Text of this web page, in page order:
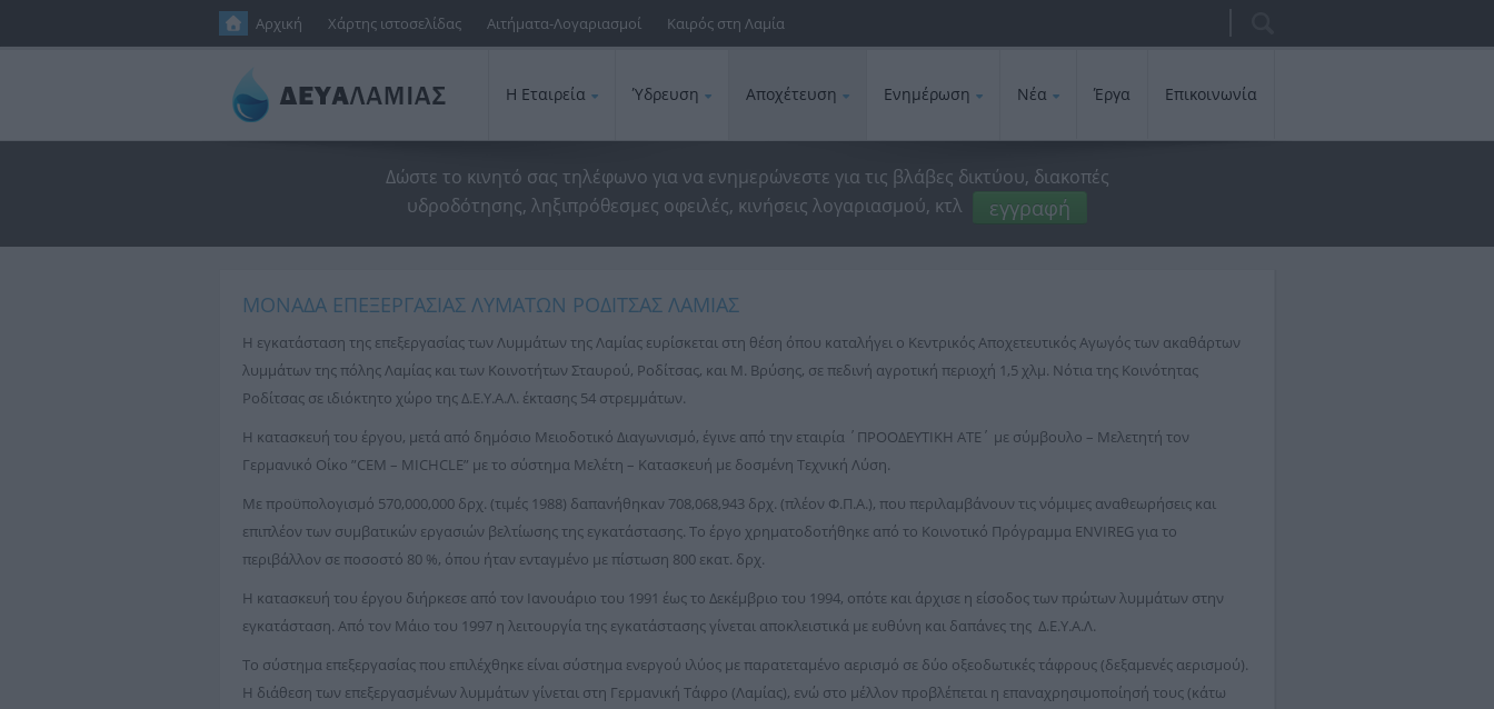
Παράκαμψη προς το κυρίως περιεχόμενοΑρχική Χάρτης ιστοσελίδας Αιτήματα-Λογαριασμοί Καιρός στη Λαμία
Φόρμα
αναζήτησης
Η Εταιρεία Ύδρευση Αποχέτευση Ενημέρωση Νέα Έργα Επικοινωνία
Δώστε το κινητό σας τηλέφωνο για να ενημερώνεστε για τις βλάβες δικτύου, διακοπές
υδροδότησης, ληξιπρόθεσμες οφειλές, κινήσεις λογαριασμού, κτλ
εγγραφή
ΜΟΝΑΔΑ ΕΠΕΞΕΡΓΑΣΙΑΣ ΛΥΜΑΤΩΝ ΡΟΔΙΤΣΑΣ ΛΑΜΙΑΣ
Η εγκατάσταση της επεξεργασίας των Λυμμάτων της Λαμίας ευρίσκεται στη θέση όπου καταλήγει ο Κεντρικός Αποχετευτικός Αγωγός των ακαθάρτων
λυμμάτων της πόλης Λαμίας και των Κοινοτήτων Σταυρού, Ροδίτσας, και Μ. Βρύσης, σε πεδινή αγροτική περιοχή 1,5 χλμ. Νότια της Κοινότητας
Ροδίτσας σε ιδιόκτητο χώρο της Δ.Ε.Υ.Α.Λ. έκτασης 54 στρεμμάτων.
Η κατασκευή του έργου, μετά από δημόσιο Μειοδοτικό Διαγωνισμό, έγινε από την εταιρία ΄ΠΡΟΟΔΕΥΤΙΚΗ ΑΤΕ΄ με σύμβουλο – Μελετητή τον
Γερμανικό Οίκο ”CEM – MICHCLE” με το σύστημα Μελέτη – Κατασκευή με δοσμένη Τεχνική Λύση.
Με προϋπολογισμό 570,000,000 δρχ. (τιμές 1988) δαπανήθηκαν 708,068,943 δρχ. (πλέον Φ.Π.Α.), που περιλαμβάνουν τις νόμιμες αναθεωρήσεις και
επιπλέον των συμβατικών εργασιών βελτίωσης της εγκατάστασης. Το έργο χρηματοδοτήθηκε από το Κοινοτικό Πρόγραμμα ENVIREG για το
περιβάλλον σε ποσοστό 80 %, όπου ήταν ενταγμένο με πίστωση 800 εκατ. δρχ.
Η κατασκευή του έργου διήρκεσε από τον Ιανουάριο του 1991 έως το Δεκέμβριο του 1994, οπότε και άρχισε η είσοδος των πρώτων λυμμάτων στην
εγκατάσταση. Από τον Μάιο του 1997 η λειτουργία της εγκατάστασης γίνεται αποκλειστικά με ευθύνη και δαπάνες της Δ.Ε.Υ.Α.Λ.
Το σύστημα επεξεργασίας που επιλέχθηκε είναι σύστημα ενεργού ιλύος με παρατεταμένο αερισμό σε δύο οξεοδωτικές τάφρους (δεξαμενές αερισμού).
Η διάθεση των επεξεργασμένων λυμμάτων γίνεται στη Γερμανική Τάφρο (Λαμίας), ενώ στο μέλλον προβλέπεται η επαναχρησιμοποίησή τους (κάτω